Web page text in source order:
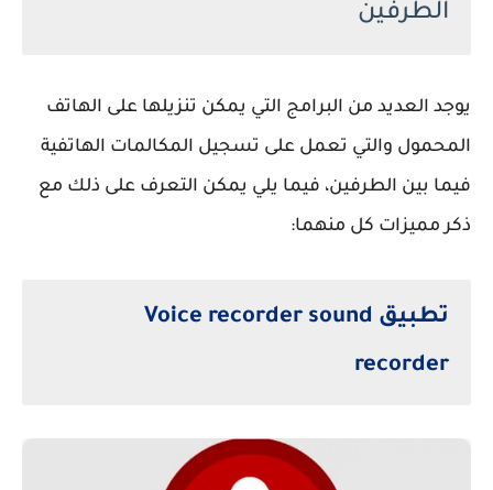
الطرفين
يوجد العديد من البرامج التي يمكن تنزيلها على الهاتف
المحمول والتي تعمل على تسجيل المكالمات الهاتفية
فيما بين الطرفين، فيما يلي يمكن التعرف على ذلك مع
ذكر مميزات كل منهما:
تطبيق Voice recorder sound
recorder